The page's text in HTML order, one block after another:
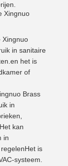
Xingnuo
Xingnuo
in sanitaire
het is
of
Brass
in
kan
in
is
systeem.